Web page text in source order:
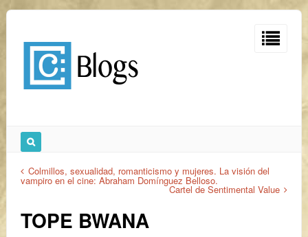
Colmillos, sexualidad, romanticismo y mujeres. La visión del
vampiro en el cine: Abraham Domínguez Belloso.
Cartel de Sentimental Value
TOPE BWANA